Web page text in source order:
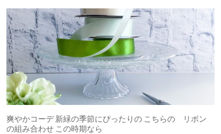
爽やかコーデ 新緑の季節にぴったりの こちらの リボン
の組み合わせ この時期なら